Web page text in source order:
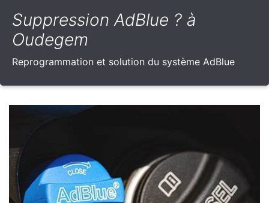
Suppression AdBlue ? à
Oudegem
Reprogrammation et solution du système AdBlue